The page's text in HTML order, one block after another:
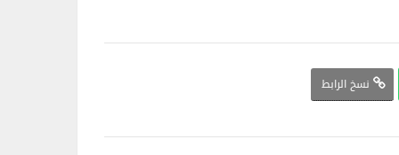
نسخ الرابط